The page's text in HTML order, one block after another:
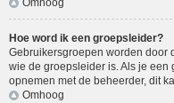
Omhoog
Hoe word ik een groepsleider?
Gebruikersgroepen worden door
wie de groepsleider is. Als je een
opnemen met de beheerder, dit
Omhoog